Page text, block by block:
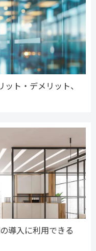
ト・デメリット、
導入に利用できる